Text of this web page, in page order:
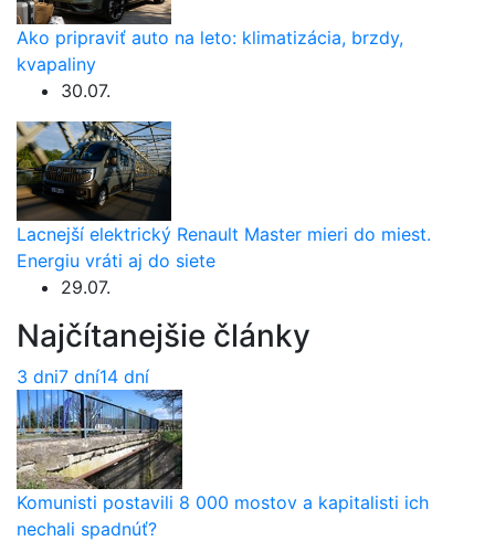
Ako pripraviť auto na leto: klimatizácia, brzdy,
kvapaliny
30.07.
Lacnejší elektrický Renault Master mieri do miest.
Energiu vráti aj do siete
29.07.
Najčítanejšie články
3 dni7 dní14 dní
Komunisti postavili 8 000 mostov a kapitalisti ich
nechali spadnúť?